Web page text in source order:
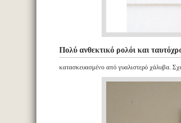
Πολύ ανθεκτικό ρολόι και
κατασκευασμένο από γυαλιστερό χάλυβα.